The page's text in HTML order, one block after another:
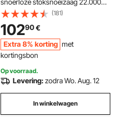
snoerloze stoksnoeizaag 22.000
tpm kettingzaag elektrisch,
telescopische heggenschaar
snoeizaag met telescopische
handgreep Verlenglengte tot 2,43
m
(181)
10290€
Extra 8% korting met
kortingsbon
Op voorraad.
Levering:zodra Wo. Aug. 12
In winkelwagen